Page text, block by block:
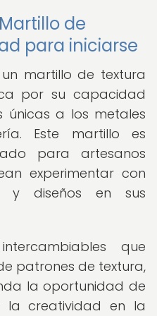
de
para iniciarse
un martillo de textura
por su capacidad
a los metales
Este martillo es
para artesanos
experimentar con
y diseños en sus
que
patrones de textura,
la oportunidad de
la creatividad en la